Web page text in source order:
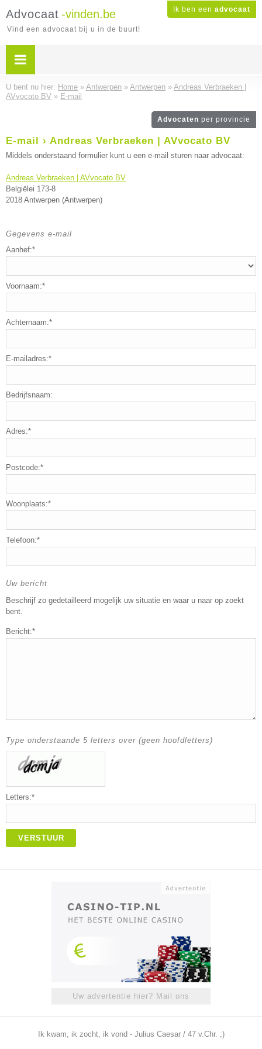
Ik ben een advocaat
Advocaat -vinden.be
Vind een advocaat bij u in de buurt!
U bent nu hier: Home » Antwerpen » Antwerpen » Andreas Verbraeken |
AVvocato BV » E-mail
Advocaten per provincie
E-mail › Andreas Verbraeken | AVvocato BV
Middels onderstaand formulier kunt u een e-mail sturen naar advocaat:
Andreas Verbraeken | AVvocato BV
Belgiëlei 173-8
2018 Antwerpen (Antwerpen)
Gegevens e-mail
Aanhef:*
Voornaam:*
Achternaam:*
E-mailadres:*
Bedrijfsnaam:
Adres:*
Postcode:*
Woonplaats:*
Telefoon:*
Uw bericht
Beschrijf zo gedetailleerd mogelijk uw situatie en waar u naar op zoekt
bent.
Bericht:*
Type onderstaande 5 letters over (geen hoofdletters)
Letters:*
VERSTUUR
Uw advertentie hier? Mail ons
Ik kwam, ik zocht, ik vond - Julius Caesar / 47 v.Chr. ;)